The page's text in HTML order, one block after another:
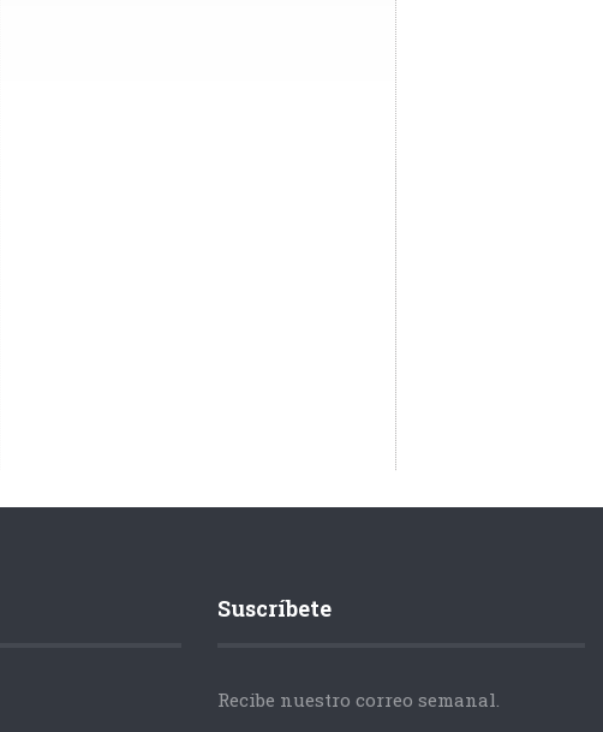
Suscríbete
Recibe nuestro correo semanal.